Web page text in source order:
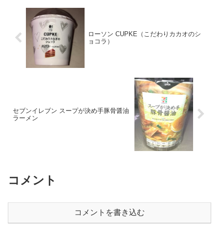
ローソン CUPKE（こだわりカカオのシ
ョコラ）
セブンイレブン スープが決め手豚骨醤油
ラーメン
コメント
コメントを書き込む